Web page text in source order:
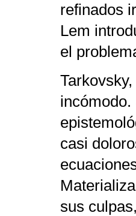
refinados
Lem
el
incómodo.
casi
sus